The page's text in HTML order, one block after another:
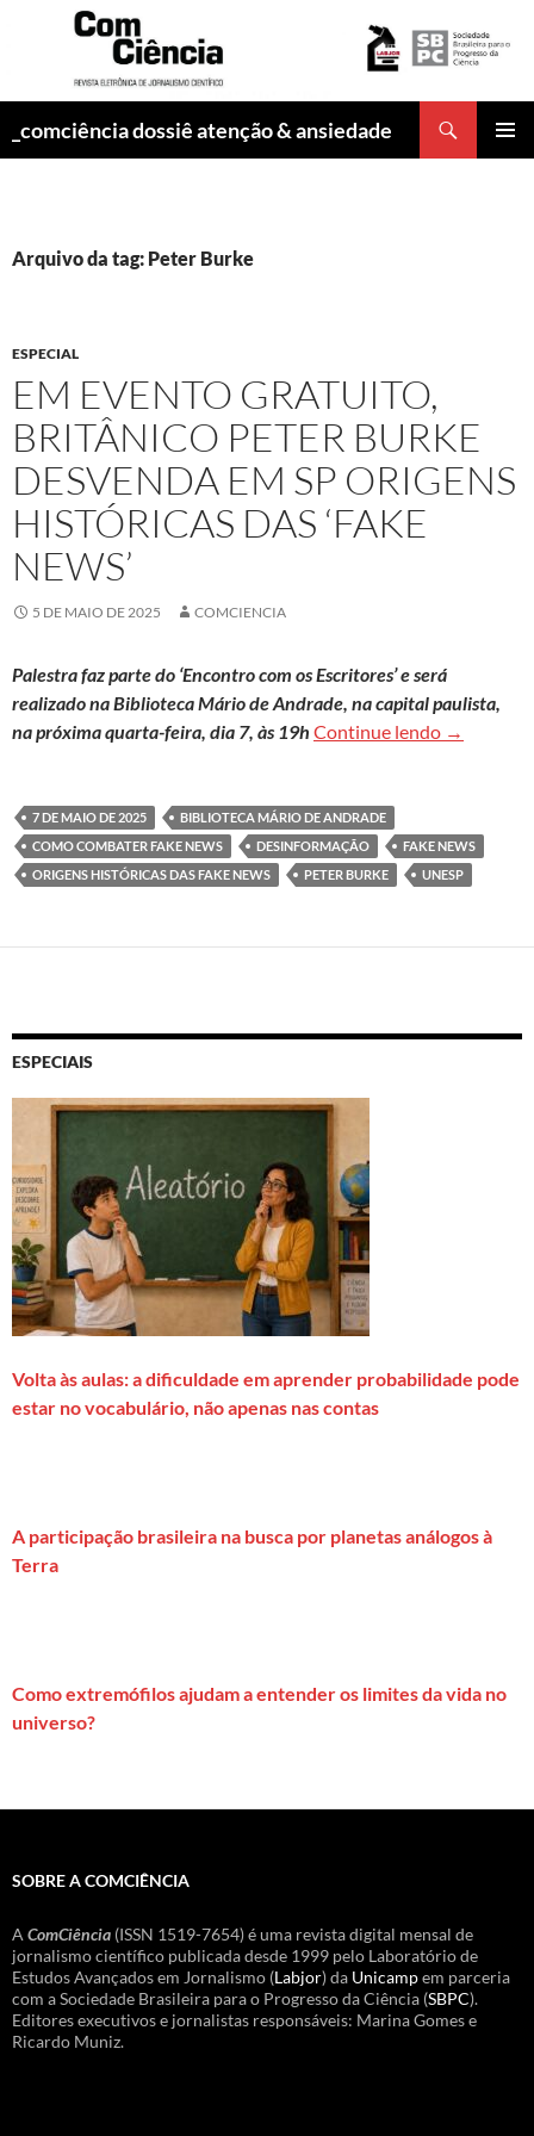
_comciência dossiê atenção & ansiedade
Arquivo da tag: Peter Burke
ESPECIAL
EM EVENTO GRATUITO,
BRITÂNICO PETER BURKE
DESVENDA EM SP ORIGENS
HISTÓRICAS DAS ‘FAKE
NEWS’
5 DE MAIO DE 2025 COMCIENCIA
Palestra faz parte do ‘Encontro com os Escritores’ e será
realizado na Biblioteca Mário de Andrade, na capital paulista,
na próxima quarta-feira, dia 7, às 19h Continue lendo Em
→
7 DE MAIO DE 2025
BIBLIOTECA MÁRIO DE ANDRADE
COMO COMBATER FAKE NEWS
DESINFORMAÇÃO
FAKE NEWS
ORIGENS HISTÓRICAS DAS FAKE NEWS
PETER BURKE UNESP
ESPECIAIS
Volta às aulas: a dificuldade em aprender probabilidade pode
estar no vocabulário, não apenas nas contas
A participação brasileira na busca por planetas análogos à
Terra
Como extremófilos ajudam a entender os limites da vida no
universo?
SOBRE A COMCIÊNCIA
A ComCiência (ISSN 1519-7654) é uma revista digital mensal de
jornalismo científico publicada desde 1999 pelo Laboratório de
Estudos Avançados em Jornalismo (Labjor) da Unicampem parceria
com a Sociedade Brasileira para o Progresso da Ciência (SBPC).
Editores executivos e jornalistas responsáveis: Marina Gomes e
Ricardo Muniz.